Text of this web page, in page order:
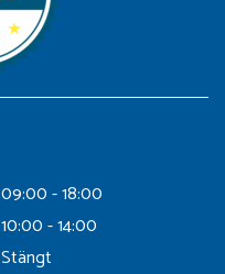
09:00 - 18:00
10:00 - 14:00
Stängt